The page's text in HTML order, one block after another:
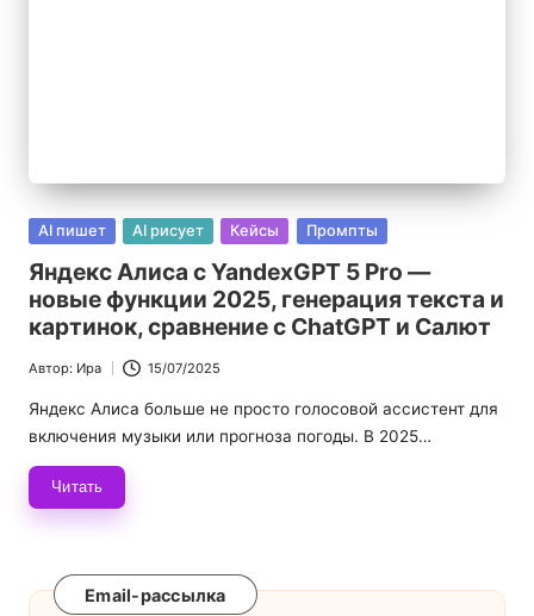
р
о
И
И
Опубликовано
AI пишет AI рисует Кейсы Промпты
Яндекс Алиса с YandexGPT 5 Pro —
новые функции 2025, генерация текста и
картинок, сравнение с ChatGPT и Салют
Запись
от
Автор: Ира 15/07/2025
Яндекс Алиса больше не просто голосовой ассистент для
включения музыки или прогноза погоды. В 2025…
Читать
Email-рассылка